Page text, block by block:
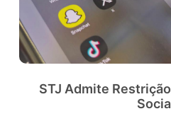
STJ Admite